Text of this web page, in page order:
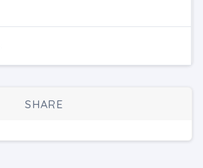
SHARE